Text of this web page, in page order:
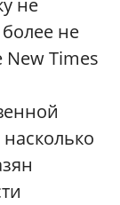
не
не
Times